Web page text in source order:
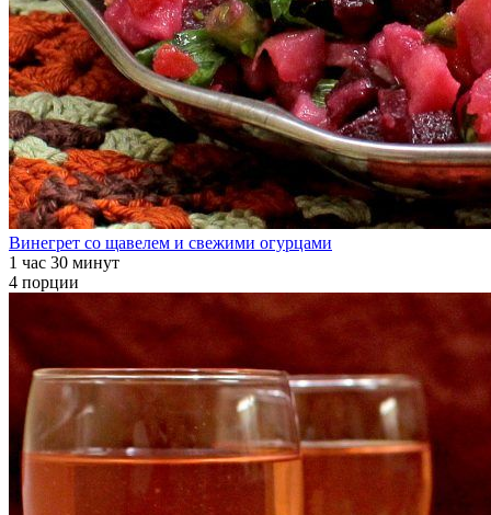
Винегрет со щавелем и свежими огурцами
1 час 30 минут
4 порции